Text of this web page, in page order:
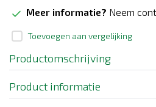
Meer informatie? Neem
Toevoegen aan vergelijking
Productomschrijving
Product informatie